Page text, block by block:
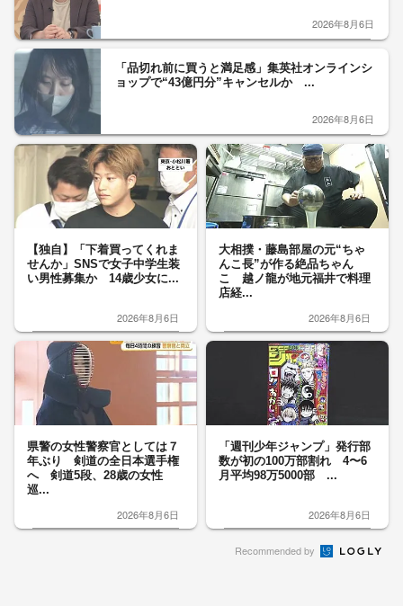
2026年8月6日
「品切れ前に買うと満足感」集英社オンラインシ
ョップで“43億円分”キャンセルか ...
2026年8月6日
【独自】「下着買ってくれま
せんか」SNSで女子中学生装
い男性募集か 14歳少女に...
2026年8月6日
大相撲・藤島部屋の元“ちゃ
んこ長”が作る絶品ちゃん
こ 越ノ龍が地元福井で料理
店経...
2026年8月6日
県警の女性警察官としては７
年ぶり 剣道の全日本選手権
へ 剣道5段、28歳の女性
巡...
2026年8月6日
「週刊少年ジャンプ」発行部
数が初の100万部割れ 4〜6
月平均98万5000部 ...
2026年8月6日
Recommended by